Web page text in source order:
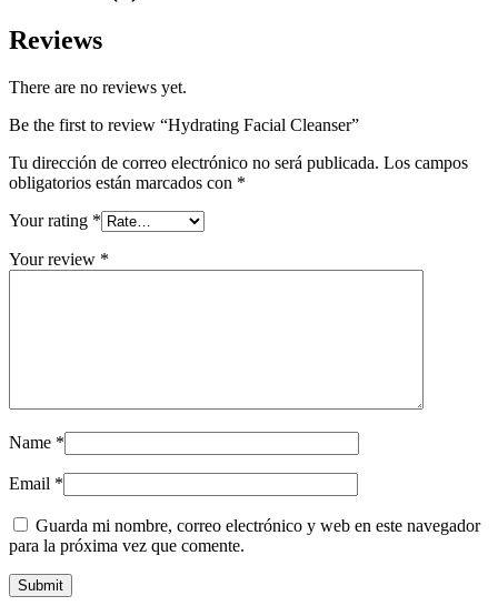
Reviews
There are no reviews yet.
Be the first to review “Hydrating Facial Cleanser”
Tu dirección de correo electrónico no será publicada. Los campos
obligatorios están marcados con *
Your rating *
Your review *
Name *
Email *
Guarda mi nombre, correo electrónico y web en este navegador
para la próxima vez que comente.